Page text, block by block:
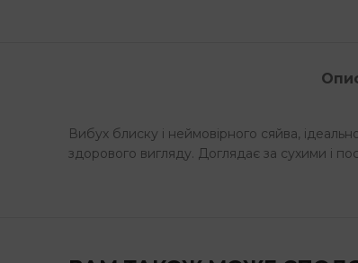
Вибух блиску і неймовірного сяйва,
здорового вигляду. Доглядає за сухими і